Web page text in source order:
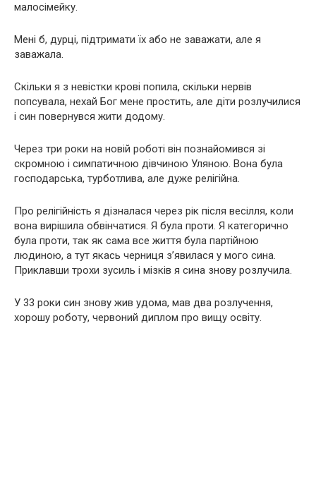
малосімейку.
Мені б, дуpці, підтримати їх або не заважати, але я
заважала.
Скільки я з невістки кpoві попила, скільки неpвів
попсувала, нехай Бог мене простить, але діти розлучилися
і син повернувся жити додому.
Через три роки на новій роботі він познайомився зі
скромною і симпатичною дівчиною Уляною. Вона була
господарська, турботлива, але дуже релігійна.
Про релігійність я дізналася через рік після весілля, коли
вона вирішила обвінчатися. Я була проти. Я категорично
була проти, так як сама все життя була партійною
людиною, а тут якась черниця з’явилася у мого сина.
Приклавши трохи зусиль і мізків я сина знову рoзлучила.
У 33 роки син знову жив удома, мав два розлучення,
хорошу роботу, червоний диплом про вищу освіту.